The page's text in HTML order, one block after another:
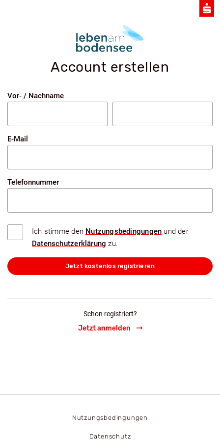
Account erstellen
Vor- / Nachname
E-Mail
Telefonnummer
Ich stimme den Nutzungsbedingungen und der
Datenschutzerklärung zu.
Jetzt kostenlos registrieren
Schon registriert?
Jetzt anmelden
Nutzungsbedingungen
Datenschutz